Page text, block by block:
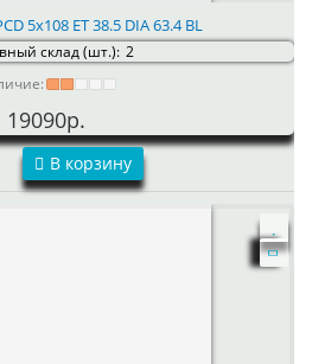
5x108 ET 38.5 DIA 63.4 BL
склад (шт.): 2
19090р.
В корзину